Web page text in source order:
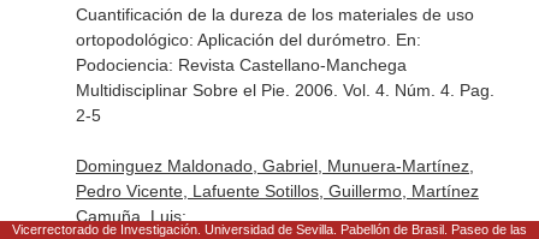
Cuantificación de la dureza de los materiales de uso
ortopodológico: Aplicación del durómetro. En:
Podociencia: Revista Castellano-Manchega
Multidisciplinar Sobre el Pie. 2006. Vol. 4. Núm. 4. Pag.
2-5
Dominguez Maldonado, Gabriel, Munuera-Martínez,
Pedro Vicente, Lafuente Sotillos, Guillermo, Martínez
Camuña, Luis:
Vicerrectorado de Investigación. Universidad de Sevilla. Pabellón de Brasil. Paseo de las